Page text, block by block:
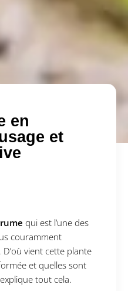
en
et
qui est l’une des
couramment
. D’où vient cette plante
et quelles sont
tout cela.